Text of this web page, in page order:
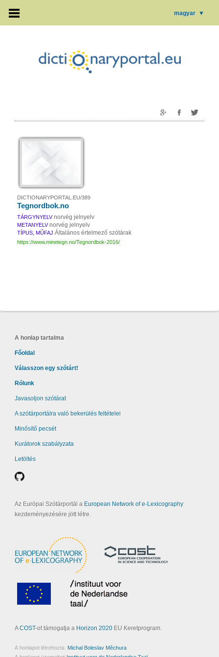
magyar ▼
DICTIONARYPORTAL.EU/389
Tegnordbok.no
TÁRGYNYELV norvég jelnyelv
METANYELV norvég jelnyelv
TÍPUS, MŰFAJ Általános értelmező szótárak
https://www.minetegn.no/Tegnordbok-2016/
A honlap tartalma
Főoldal
Válasszon egy szótárt!
Rólunk
Javasoljon szótárat
A szótárportálra való bekerülés feltételei
Minősítő pecsét
Kurátorok szabályzata
Letöltés
Az Európai Szótárportál a European Network of e-Lexicography
kezdeményezésére jött létre.
ACOST-ot támogatja a Horizon 2020 EU Keretprogram.
A honlapot létrehozta Michal Boleslav Měchura